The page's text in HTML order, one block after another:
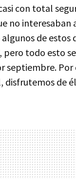
con total
no interesaban
de estos
todo esto
septiembre.
disfrutemos de